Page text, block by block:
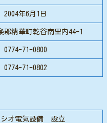
2004年6月1日
郡精華町乾谷南里内44-1
0774-71-0800
0774-71-0802
シオ電気設備 設立